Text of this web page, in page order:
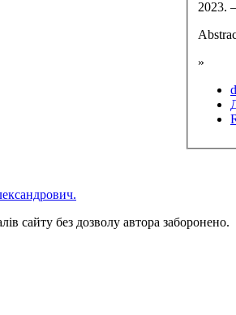
»
сайту без дозволу автора заборонено.